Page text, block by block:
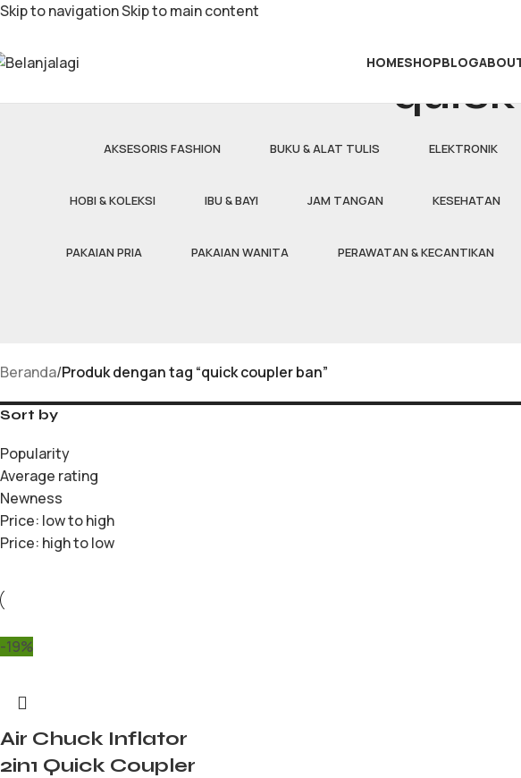
Skip to navigationSkip to main content
HOMESHOPBLOG
AKSESORIS FASHION BUKU & ALAT TULIS ELEKTRONIK
HOBI & KOLEKSI IBU & BAYI JAM TANGAN KESEHATAN
PAKAIAN PRIA PAKAIAN WANITA PERAWATAN & KECANTIKAN
Beranda/Produk dengan tag “quick coupler ban”
Sort by
Popularity
Average rating
Newness
Price: low to high
Price: high to low
-19%
Air Chuck Inflator
2in1 Quick Coupler